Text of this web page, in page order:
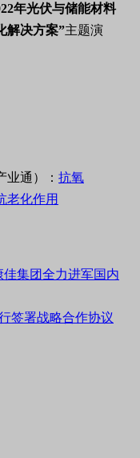
年光伏与储能材料
解决方案”主题演
业通）： 抗氧
老化作用
集团全力进军国内
签署战略合作协议